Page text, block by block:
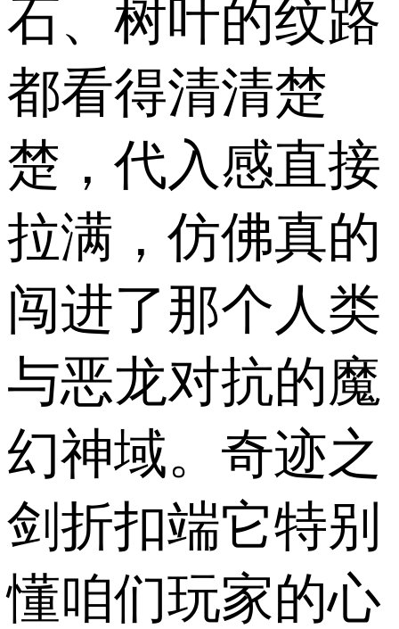
石、树叶的纹路
都看得清清楚
楚，代入感直接
拉满，仿佛真的
闯进了那个人类
与恶龙对抗的魔
幻神域。奇迹之
剑折扣端它特别
懂咱们玩家的心